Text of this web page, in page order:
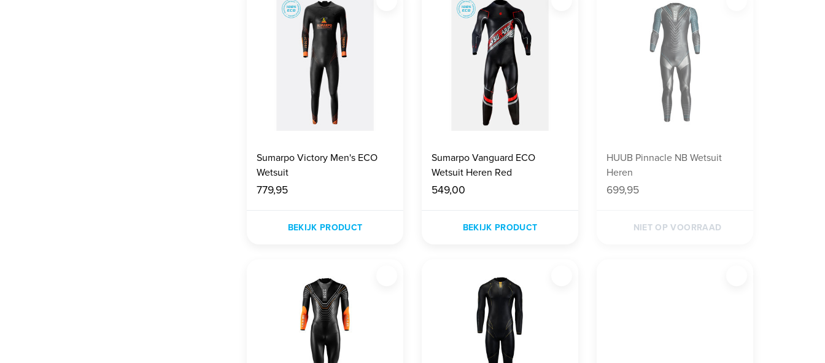
Sumarpo Victory Men's ECO
Wetsuit
779,95
BEKIJK PRODUCT
Sumarpo Vanguard ECO
Wetsuit Heren Red
549,00
BEKIJK PRODUCT
HUUB Pinnacle NB Wetsuit
Heren
699,95
NIET OP VOORRAAD